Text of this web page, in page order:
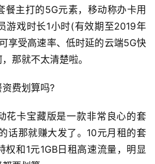
餐主打的5G元素，移动称办卡用
游戏时长1小时(有效期至2019年
享受高速率、低时延的云端5G快
那就不太清楚啦。
费划算吗?
卡宝藏版是一款非常良心的套
话那就赚大发了。10元月租的套
权和1元1GB日租高速流量，明显